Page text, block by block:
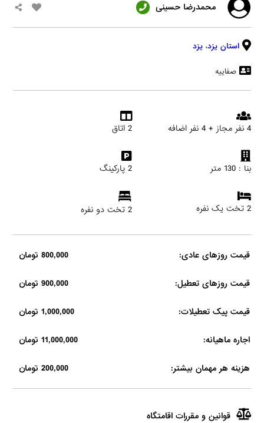
محمدرضا حسینی
استان یزد، یزد
صفاییه
4 نفر مجاز + 4 نفر اضافه 2 اتاق
بنا : 130 متر 2 پارکینگ
2 تخت یک نفره 2 تخت دو نفره
قیمت روزهای عادی: 800,000 تومان
قیمت روزهای تعطیل: 900,000 تومان
قیمت پیک تعطیلات: 1,000,000 تومان
اجاره ماهیانه: 11,000,000 تومان
هزینه هر مهمان بیشتر: 200,000 تومان
قوانین و مقررات اقامتگاه